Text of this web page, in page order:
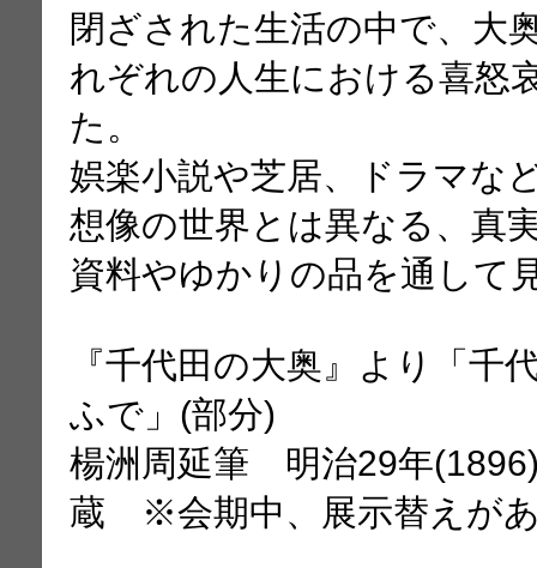
閉ざされた生活の中で、大
れぞれの人生における喜怒
た。
娯楽小説や芝居、ドラマな
想像の世界とは異なる、真
資料やゆかりの品を通して
『千代田の大奥』より「千
ふで」(部分)
楊洲周延筆 明治29年
蔵 ※会期中、展示替えが